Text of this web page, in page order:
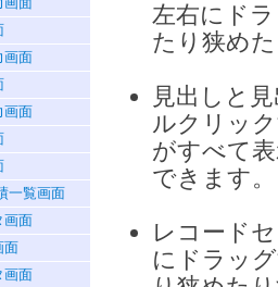
左右にド
たり狭め
見出しと
ルクリッ
がすべて
できます。
レコード
にドラッ
画面
画面
一覧画面
画面
面
画面